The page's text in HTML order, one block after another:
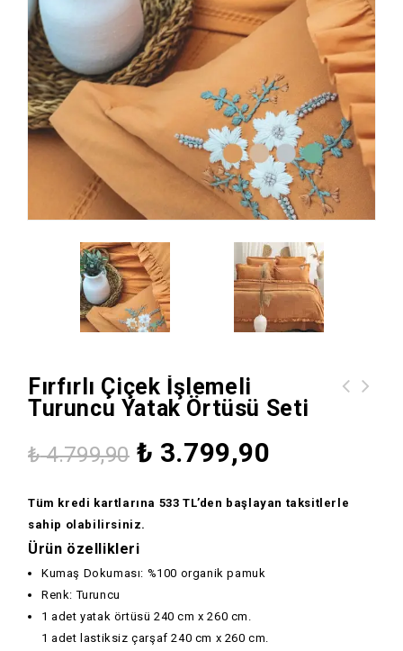
Fırfırlı Çiçek İşlemeli
Turuncu Yatak Örtüsü Seti
₺4.799,90 ₺ 3.799,90
Tüm kredi kartlarına 533 TL’den başlayan taksitlerle
sahip olabilirsiniz.
Ürün özellikleri
Kumaş Dokuması: %100 organik pamuk
Renk: Turuncu
1 adet yatak örtüsü 240 cm x 260 cm.
1 adet lastiksiz çarşaf 240 cm x 260 cm.